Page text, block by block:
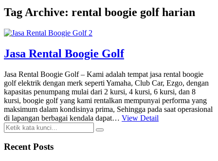
Tag Archive: rental boogie golf harian
Jasa Rental Boogie Golf
Jasa Rental Boogie Golf – Kami adalah tempat jasa rental boogie
golf elektrik dengan merk seperti Yamaha, Club Car, Ezgo, dengan
kapasitas penumpang mulai dari 2 kursi, 4 kursi, 6 kursi, dan 8
kursi, boogie golf yang kami rentalkan mempunyai performa yang
maksimum dalam kondisinya prima, Sehingga pada saat operasional
di lapangan berbagai kendala dapat… View Detail
Recent Posts